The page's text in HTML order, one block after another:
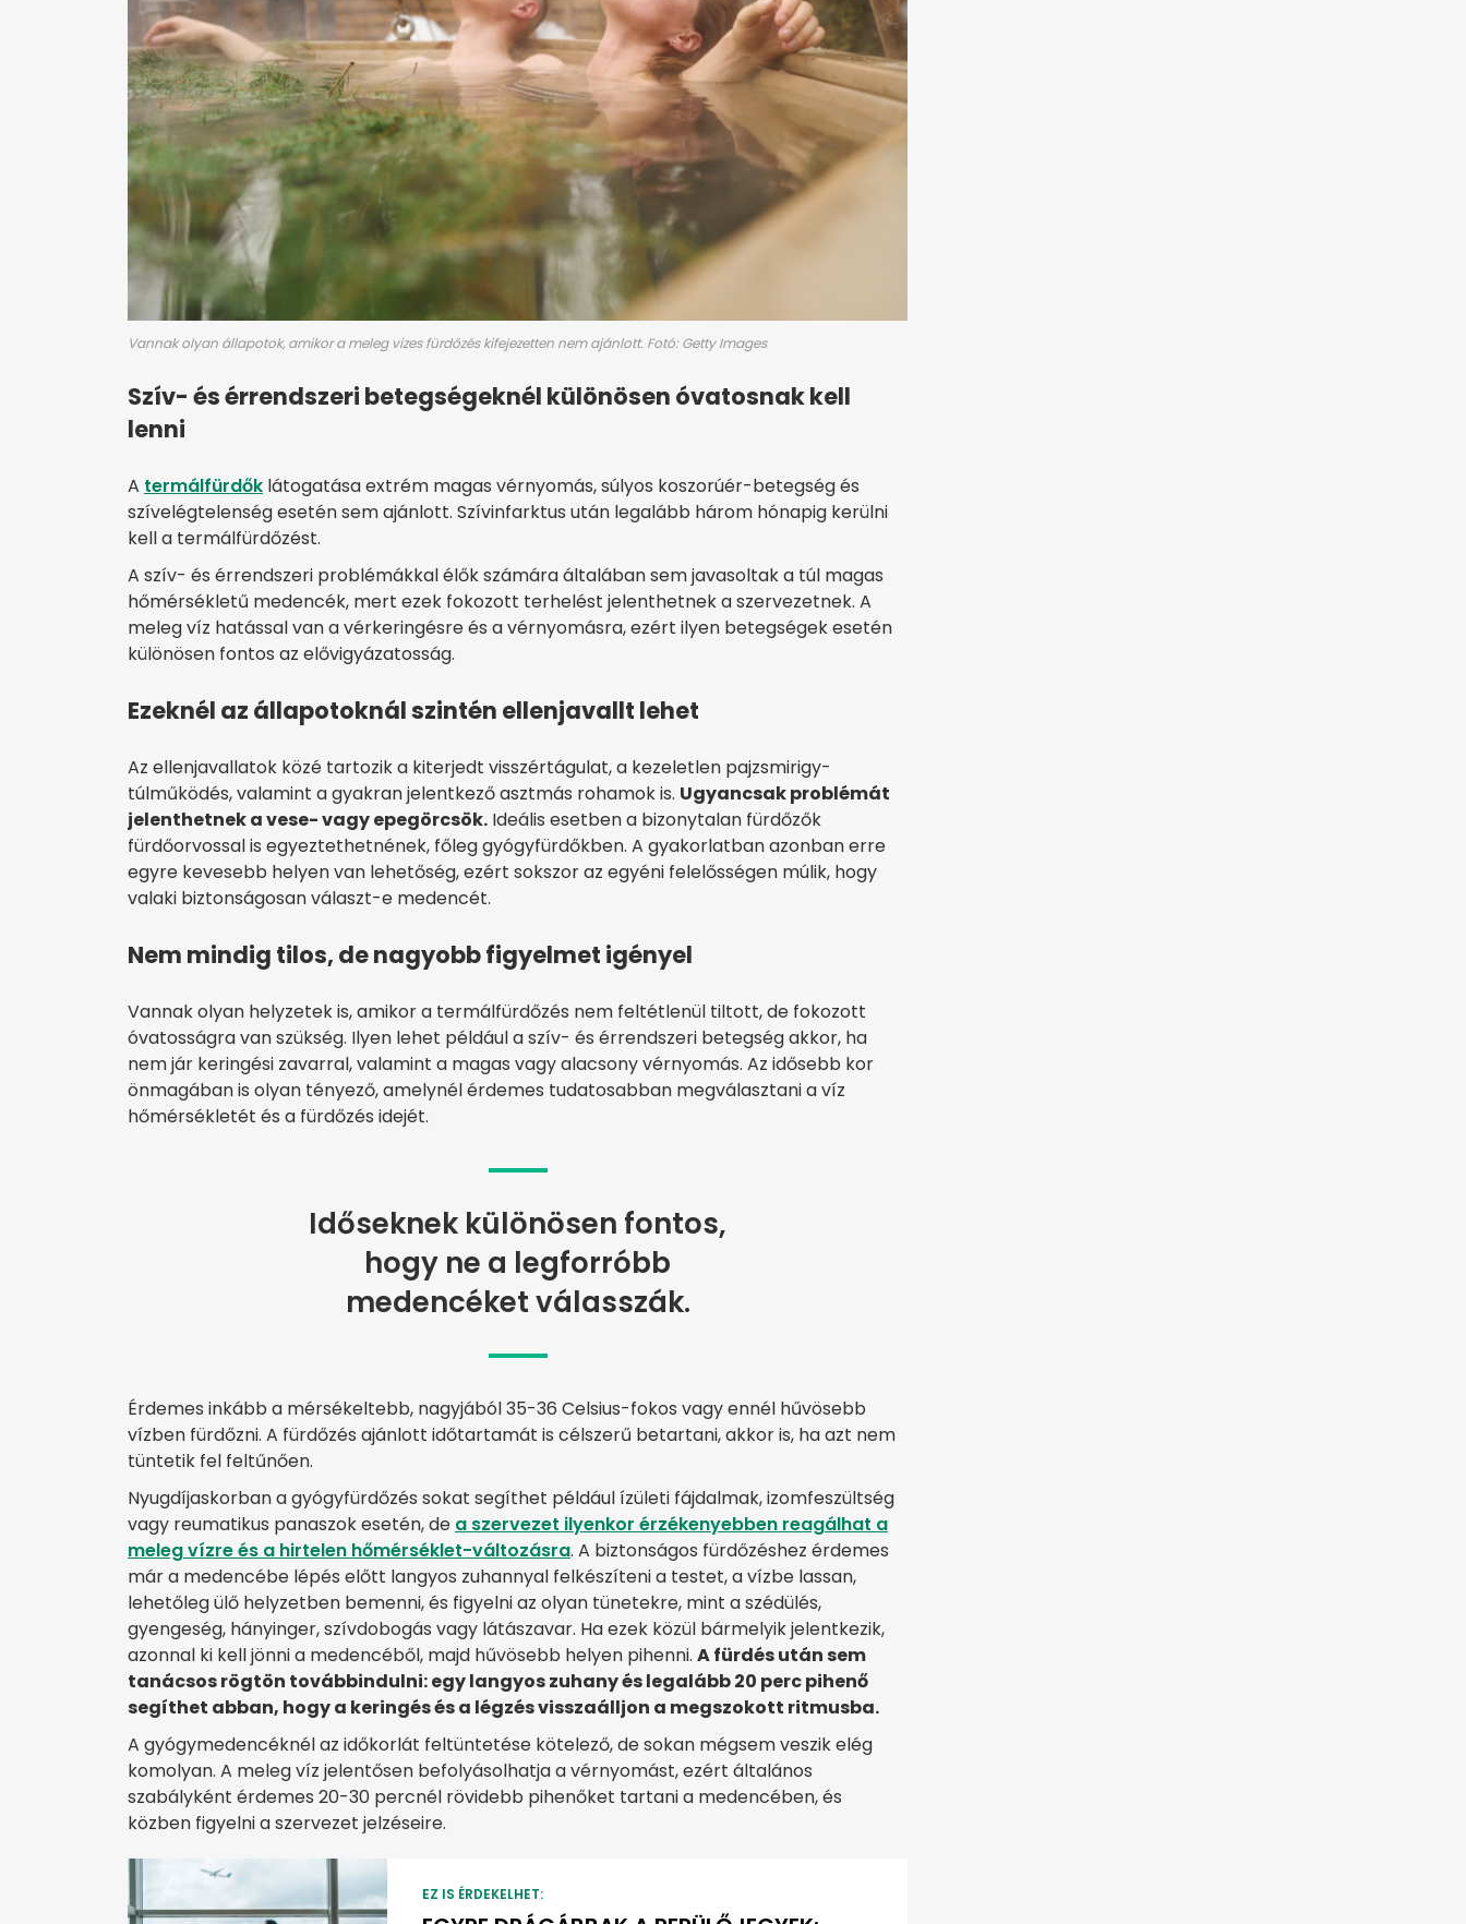
Vannak olyan állapotok, amikor a meleg vizes fürdőzés kifejezetten nem ajánlott. Fotó: Getty Images
Szív- és érrendszeri betegségeknél különösen óvatosnak kell
lenni
A termálfürdők látogatása extrém magas vérnyomás, súlyos koszorúér-betegség és
szívelégtelenség esetén sem ajánlott. Szívinfarktus után legalább három hónapig kerülni
kell a termálfürdőzést.
A szív- és érrendszeri problémákkal élők számára általában sem javasoltak a túl magas
hőmérsékletű medencék, mert ezek fokozott terhelést jelenthetnek a szervezetnek. A
meleg víz hatással van a vérkeringésre és a vérnyomásra, ezért ilyen betegségek esetén
különösen fontos az elővigyázatosság.
Ezeknél az állapotoknál szintén ellenjavallt lehet
Az ellenjavallatok közé tartozik a kiterjedt visszértágulat, a kezeletlen pajzsmirigy-
túlműködés, valamint a gyakran jelentkező asztmás rohamok is. Ugyancsak problémát
jelenthetnek a vese- vagy epegörcsök. Ideális esetben a bizonytalan fürdőzők
fürdőorvossal is egyeztethetnének, főleg gyógyfürdőkben. A gyakorlatban azonban erre
egyre kevesebb helyen van lehetőség, ezért sokszor az egyéni felelősségen múlik, hogy
valaki biztonságosan választ-e medencét.
Nem mindig tilos, de nagyobb figyelmet igényel
Vannak olyan helyzetek is, amikor a termálfürdőzés nem feltétlenül tiltott, de fokozott
óvatosságra van szükség. Ilyen lehet például a szív- és érrendszeri betegség akkor, ha
nem jár keringési zavarral, valamint a magas vagy alacsony vérnyomás. Az idősebb kor
önmagában is olyan tényező, amelynél érdemes tudatosabban megválasztani a víz
hőmérsékletét és a fürdőzés idejét.
Időseknek különösen fontos,
hogy ne a legforróbb
medencéket válasszák.
Érdemes inkább a mérsékeltebb, nagyjából 35-36 Celsius-fokos vagy ennél hűvösebb
vízben fürdőzni. A fürdőzés ajánlott időtartamát is célszerű betartani, akkor is, ha azt nem
tüntetik fel feltűnően.
Nyugdíjaskorban a gyógyfürdőzés sokat segíthet például ízületi fájdalmak, izomfeszültség
vagy reumatikus panaszok esetén, de a szervezet ilyenkor érzékenyebben reagálhat a
meleg vízre és a hirtelen hőmérséklet-változásra. A biztonságos fürdőzéshez érdemes
már a medencébe lépés előtt langyos zuhannyal felkészíteni a testet, a vízbe lassan,
lehetőleg ülő helyzetben bemenni, és figyelni az olyan tünetekre, mint a szédülés,
gyengeség, hányinger, szívdobogás vagy látászavar. Ha ezek közül bármelyik jelentkezik,
azonnal ki kell jönni a medencéből, majd hűvösebb helyen pihenni. A fürdés után sem
tanácsos rögtön továbbindulni: egy langyos zuhany és legalább 20 perc pihenő
segíthet abban, hogy a keringés és a légzés visszaálljon a megszokott ritmusba.
A gyógymedencéknél az időkorlát feltüntetése kötelező, de sokan mégsem veszik elég
komolyan. A meleg víz jelentősen befolyásolhatja a vérnyomást, ezért általános
szabályként érdemes 20-30 percnél rövidebb pihenőket tartani a medencében, és
közben figyelni a szervezet jelzéseire.
EZ IS ÉRDEKELHET: